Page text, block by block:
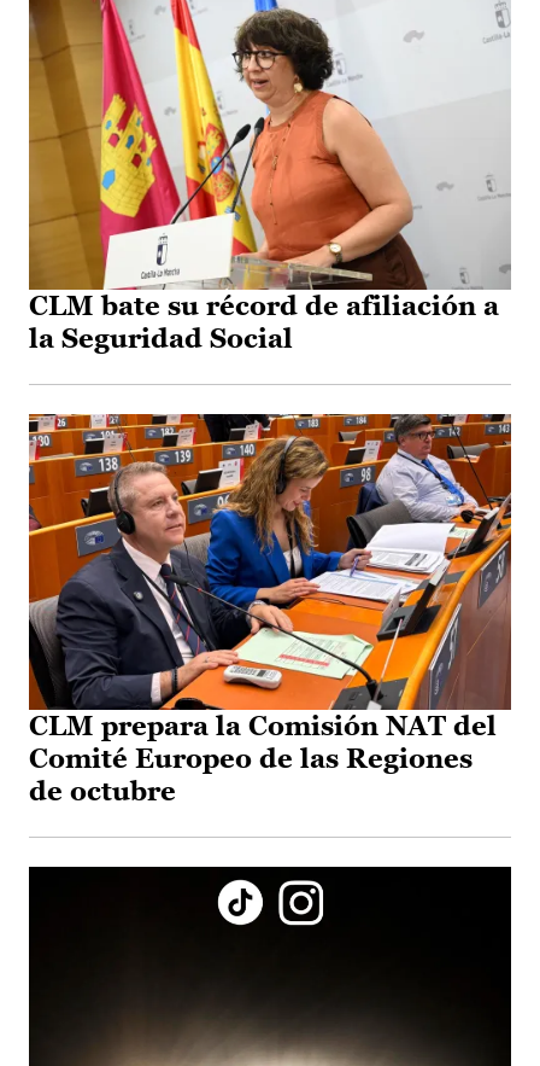
CLM bate su récord de afiliación a
la Seguridad Social
CLM prepara la Comisión NAT del
Comité Europeo de las Regiones
de octubre